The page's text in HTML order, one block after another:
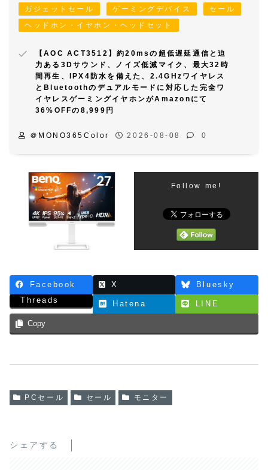
ガジェットセール ゲーミングデバイス
セール
ヘッドホン・イヤホン・ヘッドセット
【AOC ACT3512】約20msの超低遅延通信と迫
力ある3Dサウンド、ノイズ低減マイク、最大32時
間再生、IPX4防水を備えた、2.4GHzワイヤレス
とBluetoothのデュアルモードに対応した完全ワ
イヤレスゲーミングイヤホンがAmazonにて
36%OFFの8,999円
＠MONO365Color 2026-08-08 0
Follow me!
Facebook X
Bluesky
Threads
Hatena LINE
Copy
PCセール セール モニター
シェアする